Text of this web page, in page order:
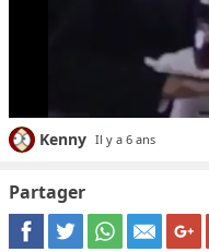
Kenny Il y a 6 ans
Partager